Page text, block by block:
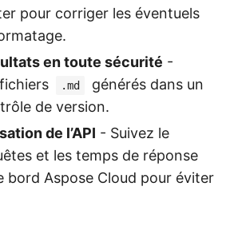
pour corriger les éventuels
en toute sécurité -
.md
générés dans un
de version.
de l’API - Suivez le
et les temps de réponse
bord Aspose Cloud pour éviter